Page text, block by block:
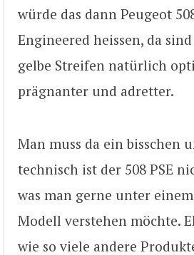
würde das dann Peugeot
Engineered heissen, da
gelbe Streifen natürlich
prägnanter und adretter.
Man muss da ein bisschen
technisch ist der 508 PSE
was man gerne unter
Modell verstehen möchte.
wie so viele andere